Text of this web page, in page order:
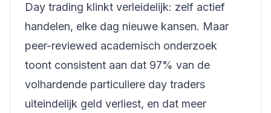
Day trading klinkt verleidelijk: zelf actief
handelen, elke dag nieuwe kansen. Maar
peer-reviewed academisch onderzoek
toont consistent aan dat 97% van de
volhardende particuliere day traders
uiteindelijk geld verliest, en dat meer